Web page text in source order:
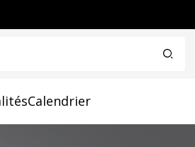
Calendrier